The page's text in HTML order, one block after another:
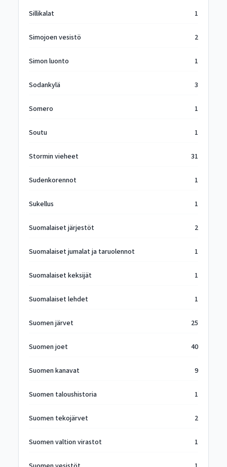
Sillikalat 1
Simojoen vesistö 2
Simon luonto 1
Sodankylä 3
Somero 1
Soutu 1
Stormin vieheet 31
Sudenkorennot 1
Sukellus 1
Suomalaiset järjestöt 2
Suomalaiset jumalat ja taruolennot 1
Suomalaiset keksijät 1
Suomalaiset lehdet 1
Suomen järvet 25
Suomen joet 40
Suomen kanavat 9
Suomen taloushistoria 1
Suomen tekojärvet 2
Suomen valtion virastot 1